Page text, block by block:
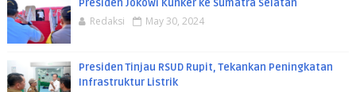
Presiden Jokowi Kunker ke Sumatra Selatan
Redaksi May 30, 2024
Presiden Tinjau RSUD Rupit, Tekankan Peningkatan
Infrastruktur Listrik